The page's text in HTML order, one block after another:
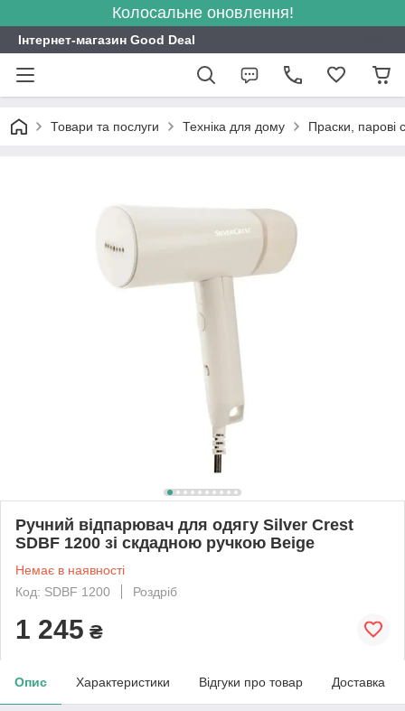
Колосальне оновлення!
Інтернет-магазин Good Deal
Товари та послуги Техніка для дому Праски, парові
Ручний відпарювач для одягу Silver Crest
SDBF 1200 зі скдадною ручкою Beige
Немає в наявності
Код: SDBF 1200
Роздріб
1 245 ₴
Опис Характеристики Відгуки про товар Доставка